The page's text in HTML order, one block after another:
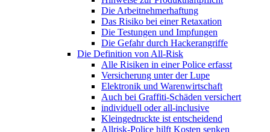
Die Arbeitnehmerhaftung
Das Risiko bei einer Retaxation
Die Testungen und Impfungen
Die Gefahr durch Hackerangriffe
Die Definition von All-Risk
Alle Risiken in einer Police erfasst
Versicherung unter der Lupe
Elektronik und Warenwirtschaft
Auch bei Graffiti-Schäden versichert
individuell oder all-inclusive
Kleingedruckte ist entscheidend
Allrisk-Police hilft Kosten senken